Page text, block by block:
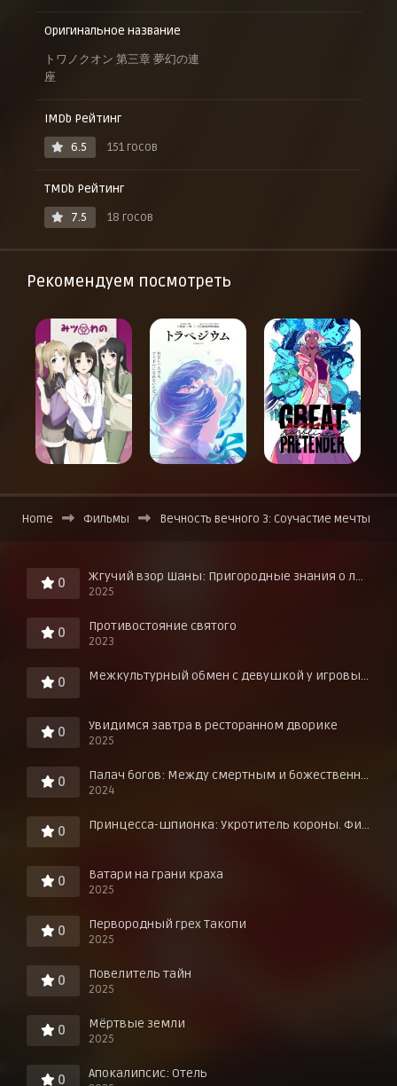
Оригинальное название
トワノクオン 第三章 夢幻の連
座
IMDb Рейтинг
6.5
151 госов
TMDb Рейтинг
7.5
18 госов
Рекомендуем посмотреть
Home Фильмы Вечность вечного 3: Соучастие мечты
0 Жгучий взор Шаны: Пригородные знания о любви в горячих источниках!
2025
0 Противостояние святого
2023
0 Межкультурный обмен с девушкой у игровых автоматов
0 Увидимся завтра в ресторанном дворике
2025
0 Палач богов: Между смертным и божественным царством
2024
0 Принцесса-шпионка: Укротитель короны. Фильм третий
0 Ватари на грани краха
2025
0 Первородный грех Такопи
2025
0 Повелитель тайн
2025
0 Мёртвые земли
2025
0 Апокалипсис: Отель